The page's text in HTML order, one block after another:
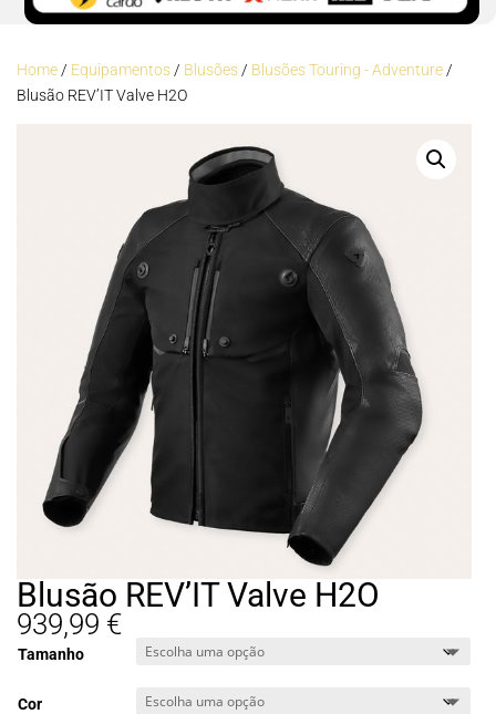
Home/ Equipamentos/ Blusões/ Blusões Touring - Adventure/
Blusão REV’IT Valve H2O
Blusão REV’IT Valve H2O
939,99 €
Tamanho
Cor